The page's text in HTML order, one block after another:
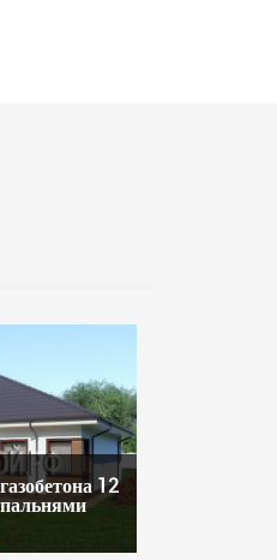
12